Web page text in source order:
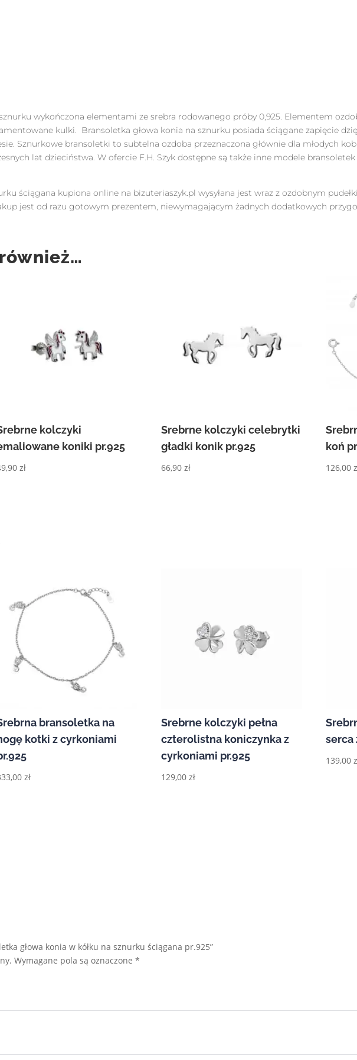
wykończona elementami ze srebra rodowanego próby 0,925. Elementem
kulki. Bransoletka głowa konia na sznurku posiada ściągane zapięcie
Sznurkowe bransoletki to subtelna ozdoba przeznaczona głównie dla młodych
lat dzieciństwa. W ofercie F.H. Szyk dostępne są także inne modele
ściągana kupiona online na bizuteriaszyk.pl wysyłana jest wraz z ozdobnym
jest od razu gotowym prezentem, niewymagającym żadnych dodatkowych
kolczyki
koniki pr.925
zł
Srebrne kolczyki celebrytki
gładki konik pr.925
66,90zł
koń
126,00
bransoletka na
kotki z cyrkoniami
zł
Srebrne kolczyki pełna
czterolistna koniczynka z
cyrkoniami pr.925
129,00zł
serca
139,00
głowa konia w kółku na sznurku ściągana pr.925”
Wymagane pola są oznaczone*